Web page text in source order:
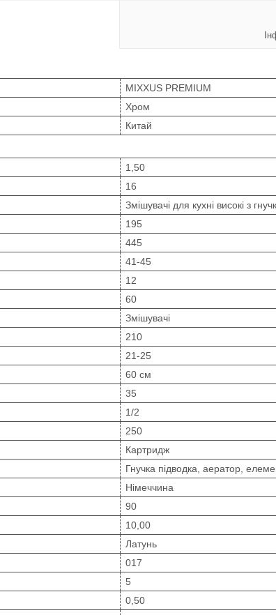
MIXXUS PREMIUM
Хром
Китай
1,50
16
Змішувачі для кухні високі з
195
445
41-45
12
60
Змішувачі
210
21-25
60 см
35
1/2
250
Картридж
Гнучка підводка, аератор,
Німеччина
90
10,00
Латунь
017
5
0,50